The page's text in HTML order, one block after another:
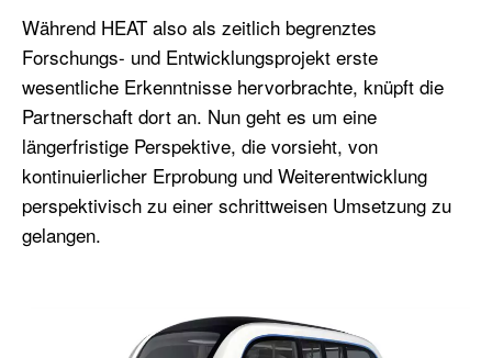
Während HEAT also als zeitlich begrenztes
Forschungs- und Entwicklungsprojekt erste
wesentliche Erkenntnisse hervorbrachte, knüpft die
Partnerschaft dort an. Nun geht es um eine
längerfristige Perspektive, die vorsieht, von
kontinuierlicher Erprobung und Weiterentwicklung
perspektivisch zu einer schrittweisen Umsetzung zu
gelangen.